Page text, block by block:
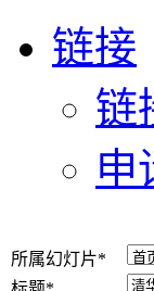
链接
链
申
所属幻灯片*